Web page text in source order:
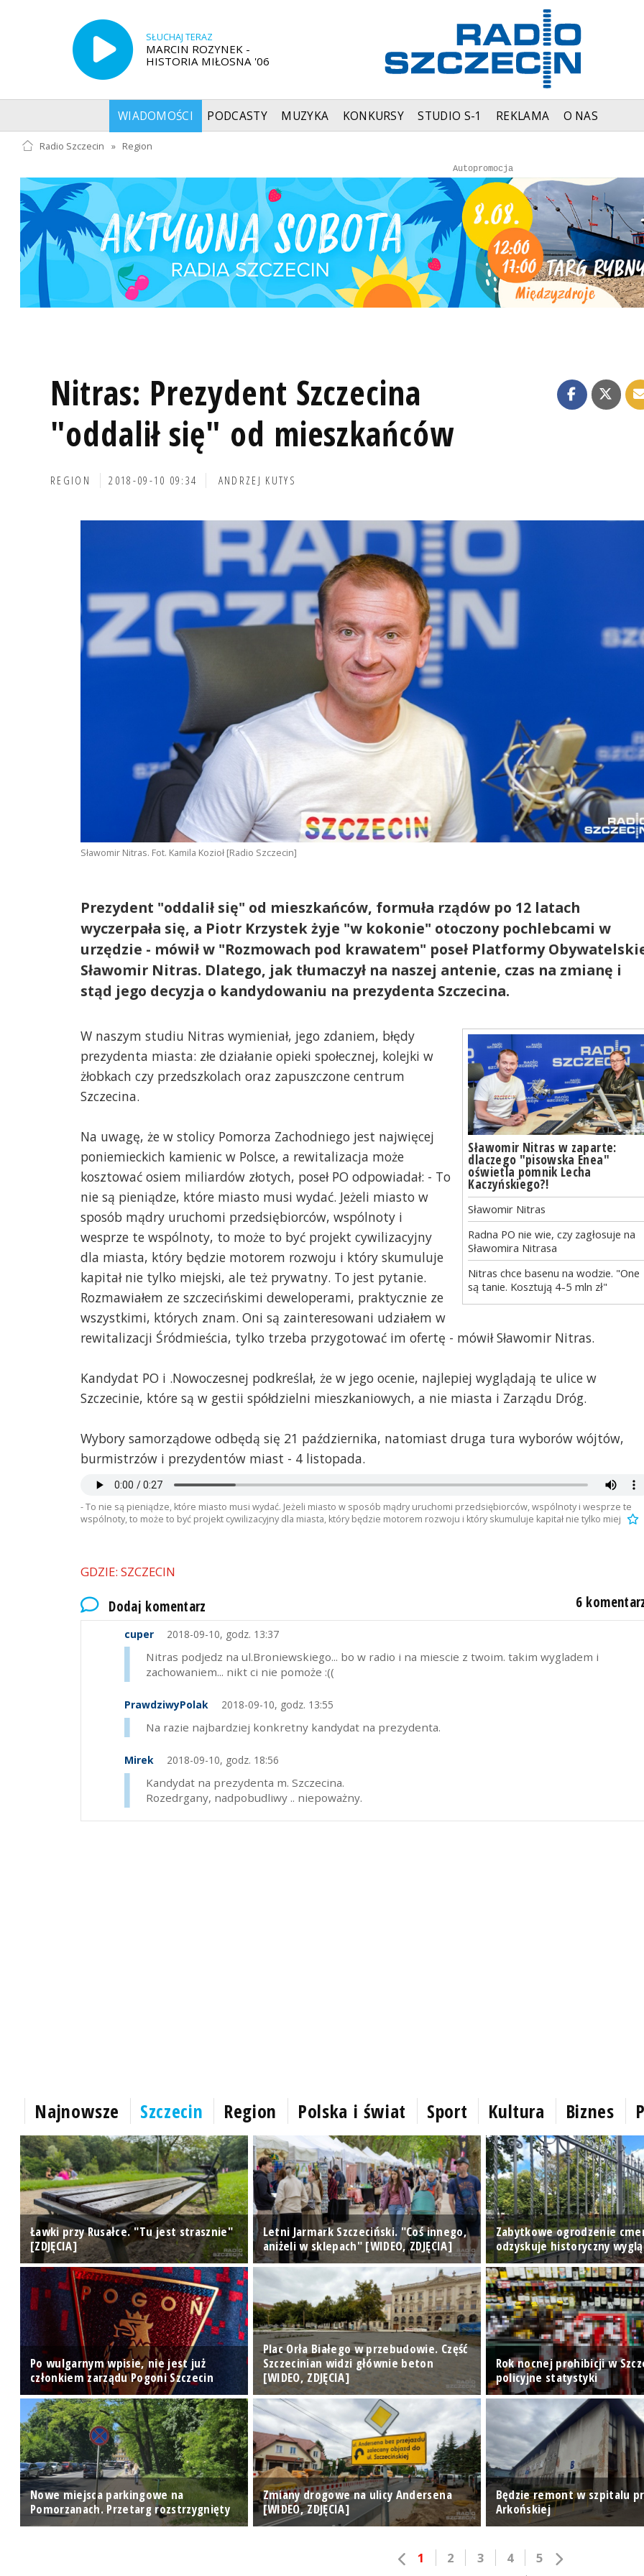
SŁUCHAJ TERAZ
MARCIN ROZYNEK -
HISTORIA MIŁOSNA '06
WIADOMOŚCI PODCASTY MUZYKA KONKURSY STUDIO S-1 REKLAMA O NAS
Radio Szczecin » Region
Autopromocja
Autopromocja
Reklama
Nitras: Prezydent Szczecina
"oddalił się" od mieszkańców
REGION 2018-09-10 09:34 ANDRZEJ KUTYS
Sławomir Nitras. Fot. Kamila Kozioł [Radio Szczecin]
Prezydent "oddalił się" od mieszkańców, formuła rządów po 12 latach
wyczerpała się, a Piotr Krzystek żyje "w kokonie" otoczony pochlebcami w
urzędzie - mówił w "Rozmowach pod krawatem" poseł Platformy
Sławomir Nitras. Dlatego, jak tłumaczył na naszej antenie, czas na zmianę i
stąd jego decyzja o kandydowaniu na prezydenta Szczecina.
Sławomir Nitras w zaparte:
dlaczego "pisowska Enea"
oświetla pomnik Lecha
Kaczyńskiego?!
Sławomir Nitras
Radna PO nie wie, czy zagłosuje na
Sławomira Nitrasa
Nitras chce basenu na wodzie. "One
są tanie. Kosztują 4-5 mln zł"
W naszym studiu Nitras wymieniał, jego zdaniem, błędy
prezydenta miasta: złe działanie opieki społecznej, kolejki w
żłobkach czy przedszkolach oraz zapuszczone centrum
Szczecina.
Na uwagę, że w stolicy Pomorza Zachodniego jest najwięcej
poniemieckich kamienic w Polsce, a rewitalizacja może
kosztować osiem miliardów złotych, poseł PO odpowiadał: - To
nie są pieniądze, które miasto musi wydać. Jeżeli miasto w
sposób mądry uruchomi przedsiębiorców, wspólnoty i
wesprze te wspólnoty, to może to być projekt cywilizacyjny
dla miasta, który będzie motorem rozwoju i który skumuluje
kapitał nie tylko miejski, ale też prywatny. To jest pytanie.
Rozmawiałem ze szczecińskimi deweloperami, praktycznie ze
wszystkimi, których znam. Oni są zainteresowani udziałem w
rewitalizacji Śródmieścia, tylko trzeba przygotować im ofertę - mówił Sławomir Nitras.
Kandydat PO i .Nowoczesnej podkreślał, że w jego ocenie, najlepiej wyglądają te ulice w
Szczecinie, które są w gestii spółdzielni mieszkaniowych, a nie miasta i Zarządu Dróg.
Wybory samorządowe odbędą się 21 października, natomiast druga tura wyborów wójtów,
burmistrzów i prezydentów miast - 4 listopada.
- To nie są pieniądze, które miasto musi wydać. Jeżeli miasto w sposób mądry uruchomi przedsiębiorców, wspólnoty i wesprze te
wspólnoty, to może to być projekt cywilizacyjny dla miasta, który będzie motorem rozwoju i który skumuluje kapitał nie tylko miej
GDZIE: SZCZECIN
Dodaj komentarz 6
Stetinensis 2018-09-10, godz. 09:48
Interesujące podejście - dać szczecińskim deweloperom kamienice do remontu, oczywiście nadal
koszulce ;)
@Stetinensis - nie podobają ci się kolory Pogoni???
A poważniej - panie kandydacie, nie masz pan pomagierów odpowiedzialnych za pański
wizerunek???
Jeśli aspirujesz do poważnego stanowiska i chcesz być poważnie oceniany, to przede wszystkim
zadbaj o odpowiedni wygląd. Image "chłopaczka" nie jest korzystny.
podstawie swoich pustych wypowiedzi.
Szczecina i na takich ludzi moźna głosować .Ludzie śmieją sie z waszych wypowiedzi !!!
cuper 2018-09-10, godz. 13:37
Nitras podjedz na ul.Broniewskiego... bo w radio i na miescie z twoim. takim wygladem i
zachowaniem... nikt ci nie pomoże :((
PrawdziwyPolak 2018-09-10, godz. 13:55
Na razie najbardziej konkretny kandydat na prezydenta.
Mirek 2018-09-10, godz. 18:56
Kandydat na prezydenta m. Szczecina.
Rozedrgany, nadpobudliwy .. niepoważny.
Najnowsze Szczecin Region Polska i świat Sport Kultura Biznes
Ławki przy Rusałce. "Tu jest strasznie"
[ZDJĘCIA]
Letni Jarmark Szczeciński. "Coś innego,
aniżeli w sklepach" [WIDEO, ZDJĘCIA]
Zabytkowe ogrodzenie
odzyskuje historyczny
Po wulgarnym wpisie, nie jest już
członkiem zarządu Pogoni Szczecin
Plac Orła Białego w przebudowie. Część
Szczecinian widzi głównie beton
[WIDEO, ZDJĘCIA]
Rok nocnej prohibicji w
policyjne statystyki
Nowe miejsca parkingowe na
Pomorzanach. Przetarg rozstrzygnięty
Zmiany drogowe na ulicy Andersena
[WIDEO, ZDJĘCIA]
Będzie remont w szpitalu
Arkońskiej
1 2 3 4 5